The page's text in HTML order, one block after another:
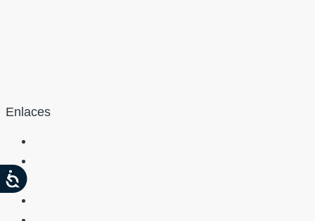
Enlaces